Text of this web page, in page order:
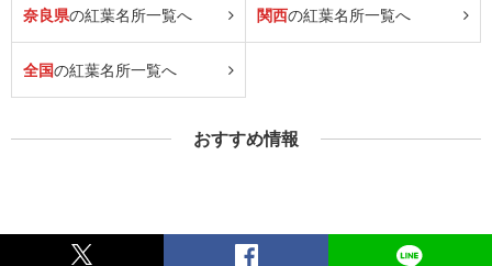
奈良県の紅葉名所一覧へ 関西の紅葉名所一覧へ
全国の紅葉名所一覧へ
おすすめ情報